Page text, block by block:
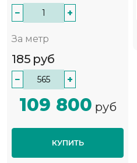
− +
За метр
185 руб
− +
109 800 руб
КУПИТЬ